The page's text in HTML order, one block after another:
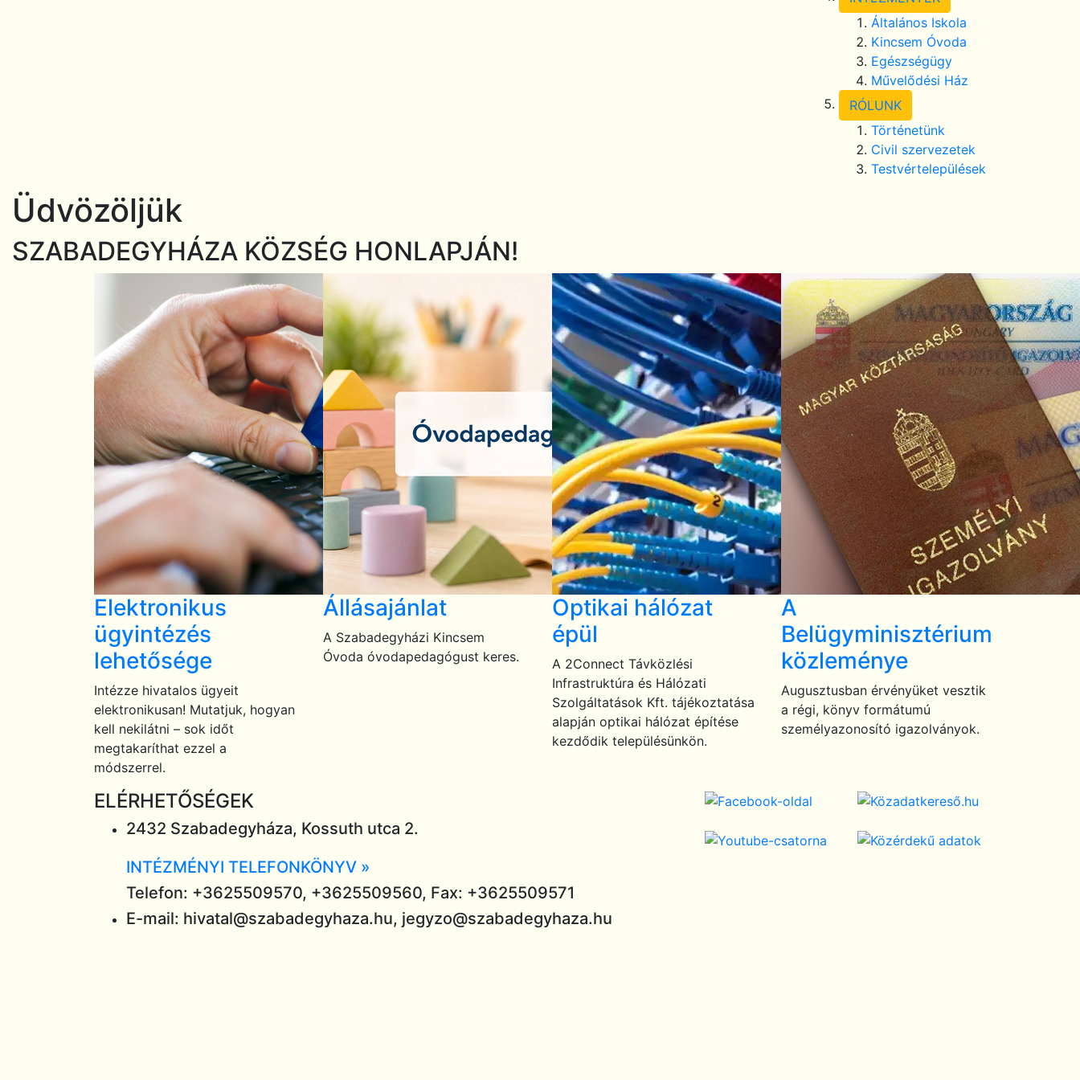
Általános Iskola
Kincsem Óvoda
Egészségügy
Művelődési Ház
RÓLUNK
Történetünk
Civil szervezetek
Testvértelepülések
Üdvözöljük
SZABADEGYHÁZA KÖZSÉG HONLAPJÁN!
Elektronikus
ügyintézés
lehetősége
Intézze hivatalos ügyeit
elektronikusan! Mutatjuk, hogyan
kell nekilátni – sok időt
megtakaríthat ezzel a
módszerrel.
Állásajánlat
A Szabadegyházi Kincsem
Óvoda óvodapedagógust keres.
Optikai hálózat
épül
A 2Connect Távközlési
Infrastruktúra és Hálózati
Szolgáltatások Kft. tájékoztatása
alapján optikai hálózat építése
kezdődik településünkön.
A
Belügyminisztérium
közleménye
Augusztusban érvényüket vesztik
a régi, könyv formátumú
személyazonosító igazolványok.
ELÉRHETŐSÉGEK
2432 Szabadegyháza, Kossuth utca 2.
INTÉZMÉNYI TELEFONKÖNYV »
Telefon: +3625509570, +3625509560, Fax: +3625509571
E-mail: hivatal@szabadegyhaza.hu, jegyzo@szabadegyhaza.hu